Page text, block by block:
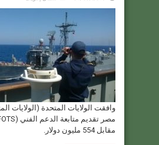
وافقت الولايات المتحدة (الولايات
مقابل 554 مليون دولار.